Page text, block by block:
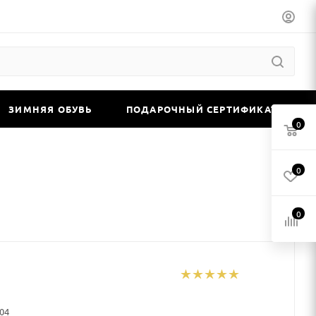
ЗИМНЯЯ ОБУВЬ ПОДАРОЧНЫЙ СЕРТИФИКАТ
0
0
0